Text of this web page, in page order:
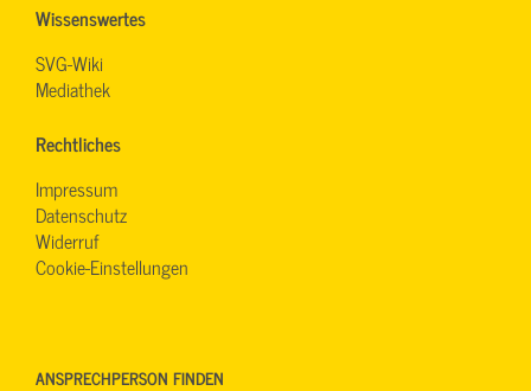
Wissenswertes
SVG-Wiki
Mediathek
Rechtliches
Impressum
Datenschutz
Widerruf
Cookie-Einstellungen
ANSPRECHPERSON FINDEN